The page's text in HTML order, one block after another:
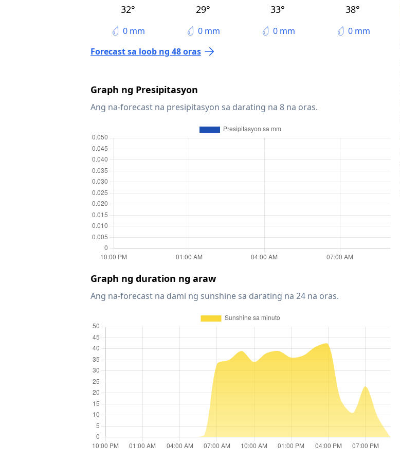
32°
0 mm
29°
0 mm
33°
0 mm
38°
0 mm
Forecast sa loob ng 48 oras
Graph ng Presipitasyon
Ang na-forecast na presipitasyon sa darating na 8 na oras.
Graph ng duration ng araw
Ang na-forecast na dami ng sunshine sa darating na 24 na oras.